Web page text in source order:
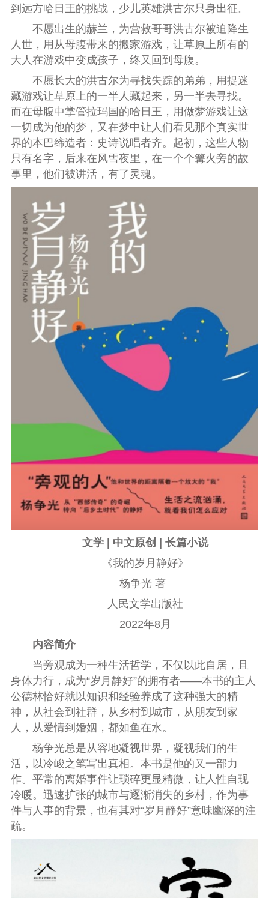
到远方哈日王的挑战，少儿英雄洪古尔只身出征。
不愿出生的赫兰，为营救哥哥洪古尔被迫降生
人世，用从母腹带来的搬家游戏，让草原上所有的
大人在游戏中变成孩子，终又回到母腹。
不愿长大的洪古尔为寻找失踪的弟弟，用捉迷
藏游戏让草原上的一半人藏起来，另一半去寻找。
而在母腹中掌管拉玛国的哈日王，用做梦游戏让这
一切成为他的梦，又在梦中让人们看见那个真实世
界的本巴缔造者：史诗说唱者齐。起初，这些人物
只有名字，后来在风雪夜里，在一个个篝火旁的故
事里，他们被讲活，有了灵魂。
文学 | 中文原创 | 长篇小说
《我的岁月静好》
杨争光 著
人民文学出版社
2022年8月
内容简介
当旁观成为一种生活哲学，不仅以此自居，且
身体力行，成为“岁月静好”的拥有者——本书的主人
公德林恰好就以知识和经验养成了这种强大的精
神，从社会到社群，从乡村到城市，从朋友到家
人，从爱情到婚姻，都如鱼在水。
杨争光总是从容地凝视世界，凝视我们的生
活，以冷峻之笔写出真相。本书是他的又一部力
作。平常的离婚事件让琐碎更显精微，让人性自现
冷暖。迅速扩张的城市与逐渐消失的乡村，作为事
件与人事的背景，也有其对“岁月静好”意味幽深的注
疏。